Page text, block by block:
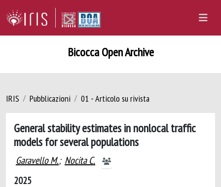
Bicocca Open Archive
IRIS Pubblicazioni 01 - Articolo su rivista
General stability estimates in nonlocal traffic
models for several populations
Garavello M.; Nocita C.
2025